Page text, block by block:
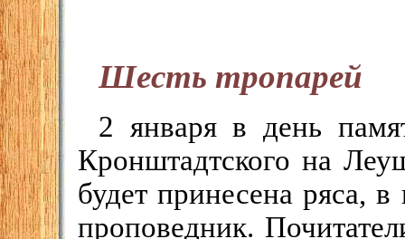
Шесть тропарей
2 января в день
Кронштадтского на
будет принесена ряса,
проповедник.